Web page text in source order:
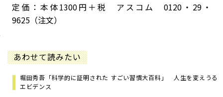
定価：本体1300円＋税 アスコム 0120・29・
9625（注文）
あわせて読みたい
堀田秀吾「科学的に証明された すごい習慣大百科」 人生を変えうる
エビデンス